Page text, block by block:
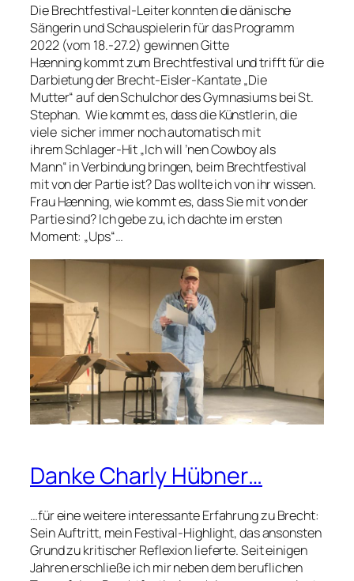
Die Brechtfestival-Leiter konnten die dänische
Sängerin und Schauspielerin für das Programm
2022 (vom 18.-27.2) gewinnen Gitte
Hænning kommt zum Brechtfestival und trifft für die
Darbietung der Brecht-Eisler-Kantate „Die
Mutter“ auf den Schulchor des Gymnasiums bei St.
Stephan. Wie kommt es, dass die Künstlerin, die
viele sicher immer noch automatisch mit
ihrem Schlager-Hit „Ich will ’nen Cowboy als
Mann“ in Verbindung bringen, beim Brechtfestival
mit von der Partie ist? Das wollte ich von ihr wissen.
Frau Hænning, wie kommt es, dass Sie mit von der
Partie sind? Ich gebe zu, ich dachte im ersten
Moment: „Ups“…
Danke Charly Hübner…
…für eine weitere interessante Erfahrung zu Brecht:
Sein Auftritt, mein Festival-Highlight, das ansonsten
Grund zu kritischer Reflexion lieferte. Seit einigen
Jahren erschließe ich mir neben dem beruflichen